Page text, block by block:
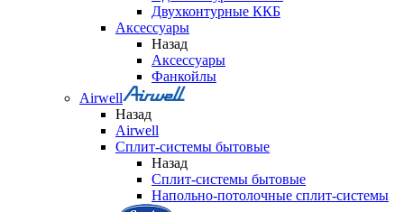
Двухконтурные ККБ
Аксессуары
Назад
Аксессуары
Фанкойлы
Airwell
Назад
Airwell
Сплит-системы бытовые
Назад
Сплит-системы бытовые
Напольно-потолочные сплит-системы